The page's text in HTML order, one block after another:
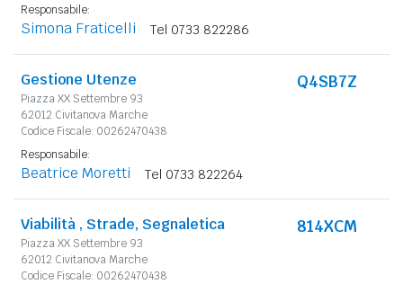
Responsabile:
Simona Fraticelli Tel 0733 822286
Gestione Utenze
Piazza XX Settembre 93
62012 Civitanova Marche
Codice Fiscale: 00262470438
Q4SB7Z
Responsabile:
Beatrice Moretti Tel 0733 822264
Viabilità , Strade, Segnaletica
Piazza XX Settembre 93
62012 Civitanova Marche
Codice Fiscale: 00262470438
814XCM